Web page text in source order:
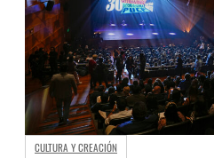
CULTURA Y CREACIÓN